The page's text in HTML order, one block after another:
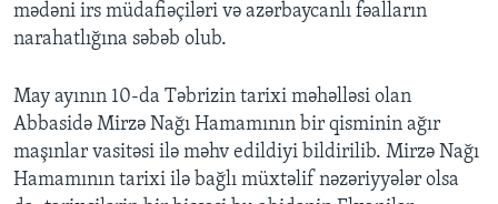
mədəni irs müdafiəçiləri və azərbaycanlı fəalların
narahatlığına səbəb olub.
May ayının 10-da Təbrizin tarixi məhəlləsi olan
Abbasidə Mirzə Nağı Hamamının bir qisminin ağır
maşınlar vasitəsi ilə məhv edildiyi bildirilib. Mirzə Nağı
Hamamının tarixi ilə bağlı müxtəlif nəzəriyyələr olsa